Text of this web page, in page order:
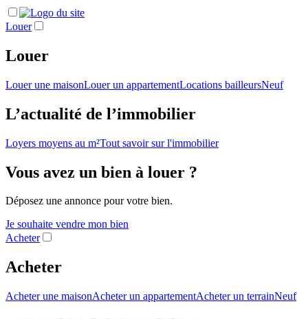
Louer
Louer
Louer une maisonLouer un appartementLocations bailleursNeuf
L’actualité de l’immobilier
Loyers moyens au m²Tout savoir sur l'immobilier
Vous avez un bien à louer ?
Déposez une annonce pour votre bien.
Je souhaite vendre mon bien
Acheter
Acheter
Acheter une maisonAcheter un appartementAcheter un terrainNeuf